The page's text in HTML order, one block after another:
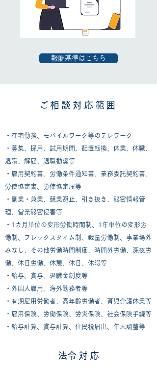
報酬基準はこちら
ご相談対応範囲​​
・在宅勤務、モバイルワーク等のテレワーク
・募集、採用、試用期間、配置転換、休業、休職、
退職、解雇、退職勧奨等
・雇用契約書、労働条件通知書、業務委託契約書、
労使協定書、労使協定届等
​・副業・兼業、競業避止、引き抜き、秘密情報管
理、営業秘密侵害等
・1カ月単位の変形労働時間制、1年単位の変形労
働制、フレックスタイム制、裁量労働制、事業場外
みなし、その他労働時間制度、時間外労働、深夜労
働、休日労働、休憩、休日、休暇等
・給与、賞与、退職金制度等
・外国人雇用、海外勤務者等
​・有期雇用労働者、高年齢労働者、育児介護休業等
・雇用保険、労働保険、労災保険、社会保険手続等
・給与計算、賞与計算、住民税届出、年末調整等
​法令対応​